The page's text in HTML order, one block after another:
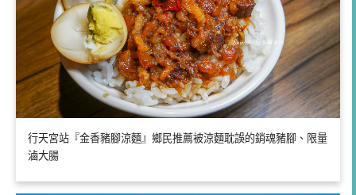
行天宮站『金香豬腳涼麵』鄉民推薦被涼麵耽誤的銷魂豬腳、限量
滷大腸